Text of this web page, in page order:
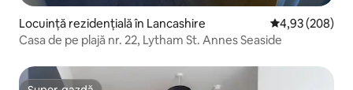
Locuință rezidențială în Lancashire Scor mediu de
4,93 (208)
Casa de pe plajă nr. 22, Lytham St. Annes Seaside